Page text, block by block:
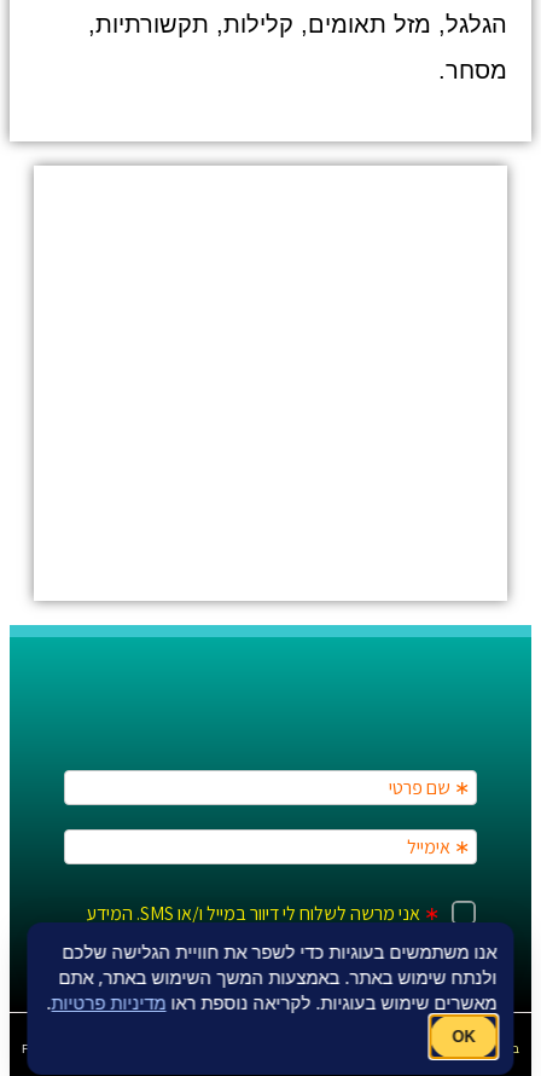
אנו משתמשים בעוגיות כדי לשפר את חוויית הגלישה שלכם
ולנתח שימוש באתר. באמצעות המשך השימוש באתר, אתם
מאשרים שימוש בעוגיות. לקריאה נוספת ראו מדיניות פרטיות.
OK
הגלגל, מזל תאומים, קלילות, תקשורתיות,
מסחר.
בניית אתר תדמית Fly Guy